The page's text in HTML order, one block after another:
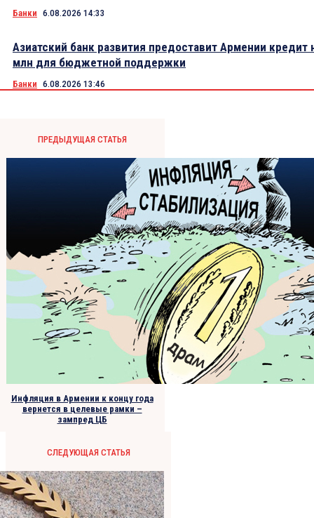
Банки 6.08.2026 14:33
Азиатский банк развития предоставит Армении кредит
млн для бюджетной поддержки
Банки 6.08.2026 13:46
ПРЕДЫДУЩАЯ СТАТЬЯ
Инфляция в Армении к концу года
вернется в целевые рамки –
зампред ЦБ
СЛЕДУЮЩАЯ СТАТЬЯ